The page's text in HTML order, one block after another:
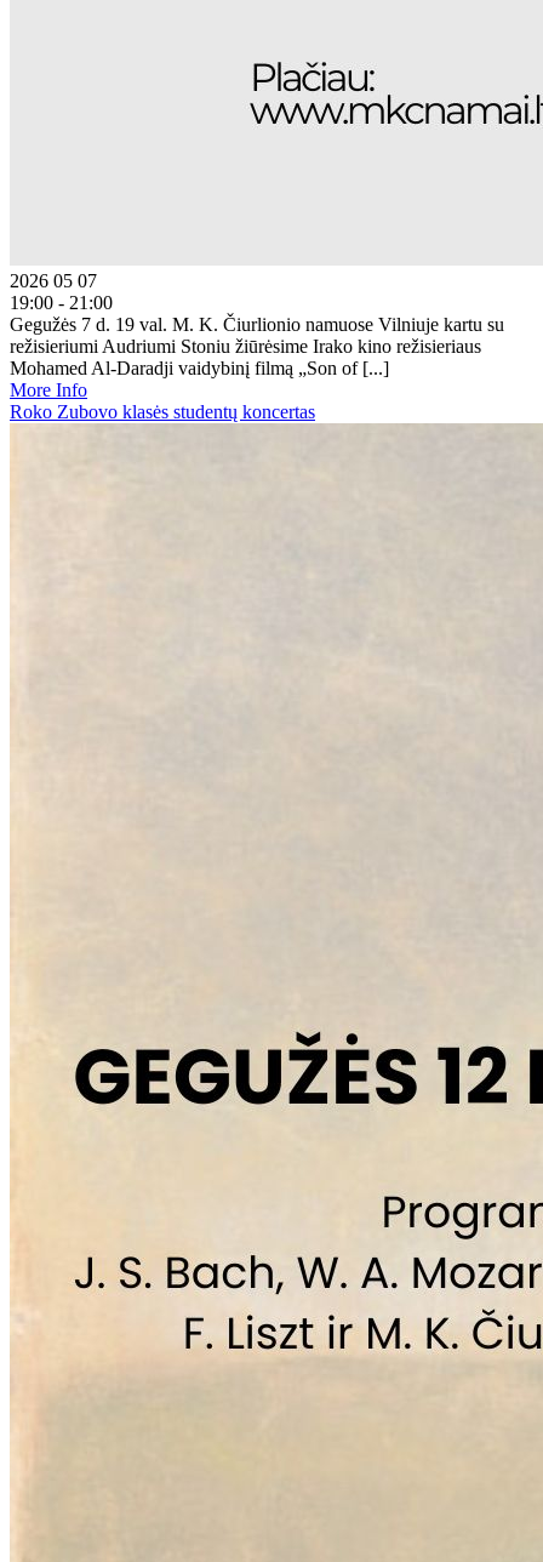
2026 05 07
19:00 - 21:00
Gegužės 7 d. 19 val. M. K. Čiurlionio namuose Vilniuje kartu su
režisieriumi Audriumi Stoniu žiūrėsime Irako kino režisieriaus
Mohamed Al-Daradji vaidybinį filmą „Son of [...]
More Info
Roko Zubovo klasės studentų koncertas